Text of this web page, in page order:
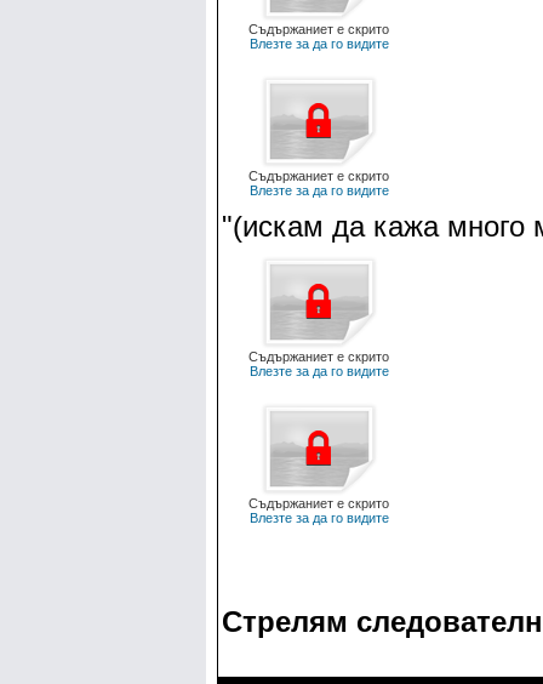
Съдържаниет е скрито
Влезте за да го видите
Съдържаниет е скрито
Влезте за да го видите
"(искам да кажа много
Съдържаниет е скрито
Влезте за да го видите
Съдържаниет е скрито
Влезте за да го видите
Стрелям